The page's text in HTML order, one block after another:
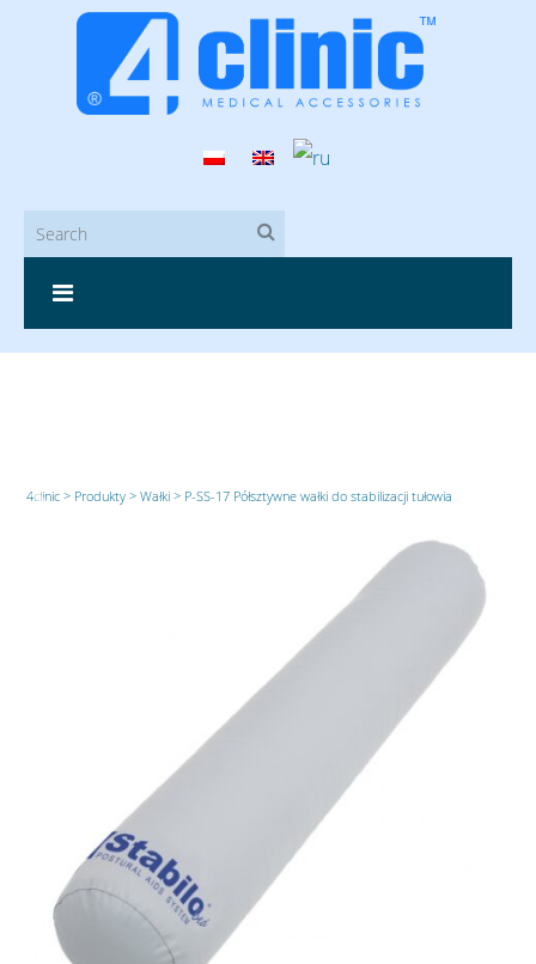
4clinic > Produkty >Wałki > P-SS-17 Półsztywne wałki do stabilizacji tułowia